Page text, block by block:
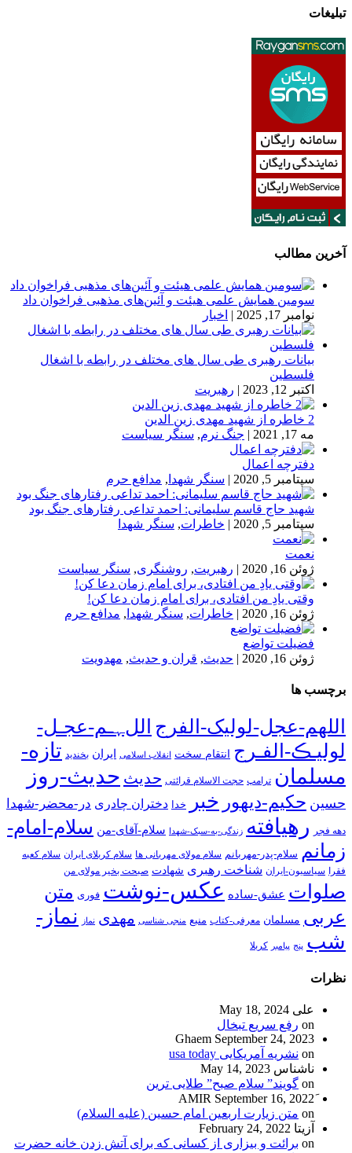
تبلیغات
آخرین مطالب
سومین همایش علمی هیئت و آئین‌های مذهبی فراخوان داد
نوامبر 17, 2025
| اخبار
بیانات رهبری طی سال های مختلف در رابطه با اشغال
فلسطین
اکتبر 12, 2023
| رهبریت
2 خاطره از شهید مهدی زین الدین
مه 17, 2021
| جنگ نرم, سنگر سیاست
دفترچه اعمال
سپتامبر 5, 2020
| سنگر شهدا , مدافع حرم
شهید حاج قاسم سلیمانی: احمد تداعی رفتارهای جنگ بود
سپتامبر 5, 2020
| خاطرات, سنگر شهدا
نعمت
ژوئن 16, 2020
| رهبریت, روشنگری, سنگر سیاست
وقتی یادِ من افتادی، برای امام زمان دعا کن!
ژوئن 16, 2020
| خاطرات, سنگر شهدا , مدافع حرم
فضیلت تواضع
ژوئن 16, 2020
| حدیث, قران و حدیث, مهدویت
برچسب ها
اللهم-عجل-لولیک-الفرج اللﮩـم-عجـل-
لولیـڪ-الفـرج انتقام سخت انقلاب اسلامی ایران بخندید تازه-
مسلمان ترامپ حجت الاسلام قرائتی حدیث حدیث-روز
حسین حکیم-دیهور خبر خدا دختران چادری در-محضر-شهدا
دهه فجر رهیافته زندگی-به-سبک-شهدا سلام-آقای-من سلام-امام-
زمانم سلام-پدر-مهربانم سلام مولای مهربانی ها سلام کربلای ایران سلام کعبه
فقرا سیاسیون-ایران شناخت رهبری شهادت صبحت بخیر مولای من
صلوات عشق-ساده عکس-نوشت فوری متن
عربی مسلمان معرفی-کتاب منبع منجی شناسی مهدی نماز
نماز-
شب پنج پیامبر کربلا
نظرات
علی May 18, 2024
on رفع سریع تبخال
Ghaem September 24, 2023
on نشریه آمریکایی usa today
ناشناس May 14, 2023
on گویند” سلام صبح” طلایی ترین
September 16, 2022
on متن زیارت اربعین امام حسین (علیه السلام)
آزیتا February 24, 2022
on برائت و بیزاری از کسانی که برای آتش زدن خانه حضرت